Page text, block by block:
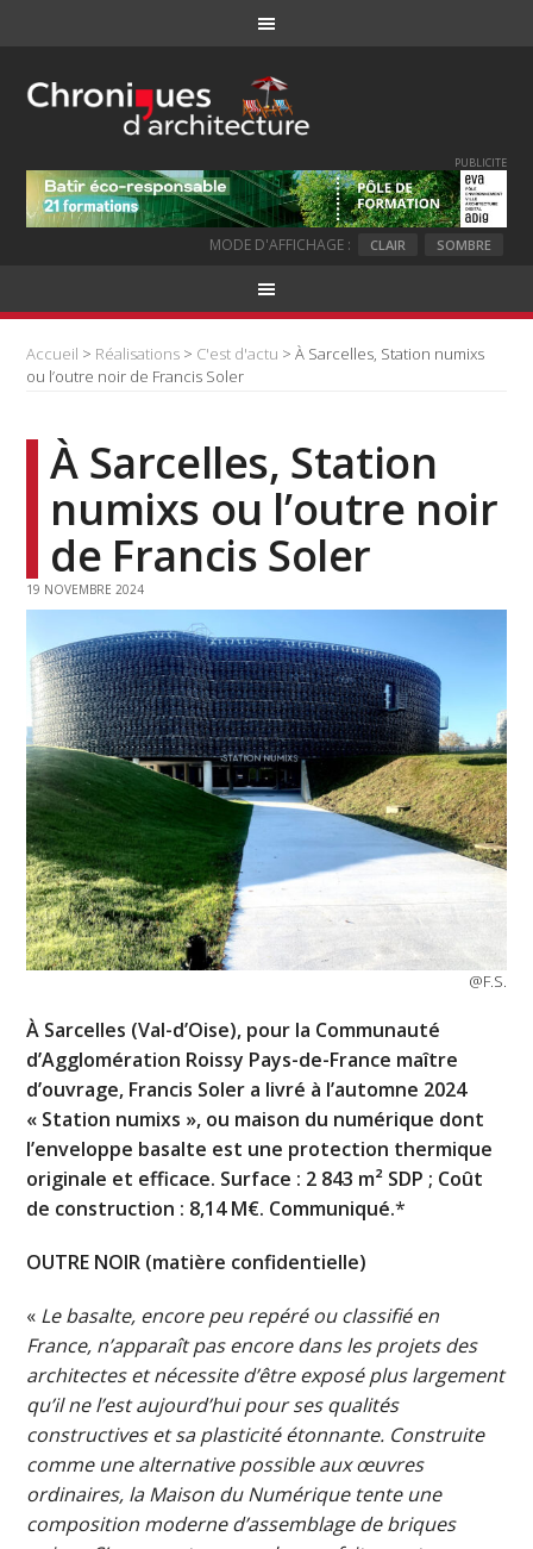
PUBLICITE
MODE D'AFFICHAGE : CLAIR SOMBRE
Accueil > Réalisations > C'est d'actu > À Sarcelles, Station numixs
ou l’outre noir de Francis Soler
À Sarcelles, Station
numixs ou l’outre noir
de Francis Soler
19 NOVEMBRE 2024
@F.S.
À Sarcelles (Val-d’Oise), pour la Communauté
d’Agglomération Roissy Pays-de-France maître
d’ouvrage, Francis Soler a livré à l’automne 2024
« Station numixs », ou maison du numérique dont
l’enveloppe basalte est une protection thermique
originale et efficace. Surface : 2 843 m² SDP ; Coût
de construction : 8,14 M€. Communiqué.*
OUTRE NOIR (matière confidentielle)
« Le basalte, encore peu repéré ou classifié en
France, n’apparaît pas encore dans les projets des
architectes et nécessite d’être exposé plus largement
qu’il ne l’est aujourd’hui pour ses qualités
constructives et sa plasticité étonnante. Construite
comme une alternative possible aux œuvres
ordinaires, la Maison du Numérique tente une
composition moderne d’assemblage de briques